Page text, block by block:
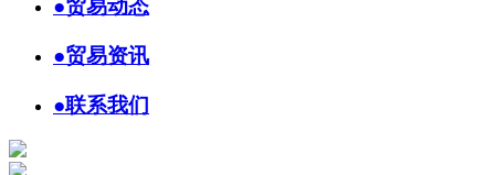
●贸易动态
●贸易资讯
●联系我们